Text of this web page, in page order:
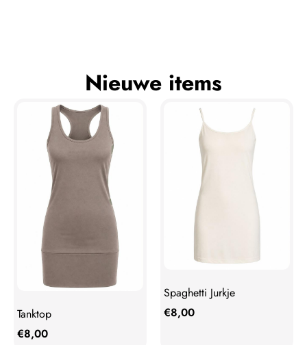
Nieuwe items
Tanktop
€8,00
Spaghetti Jurkje
€8,00